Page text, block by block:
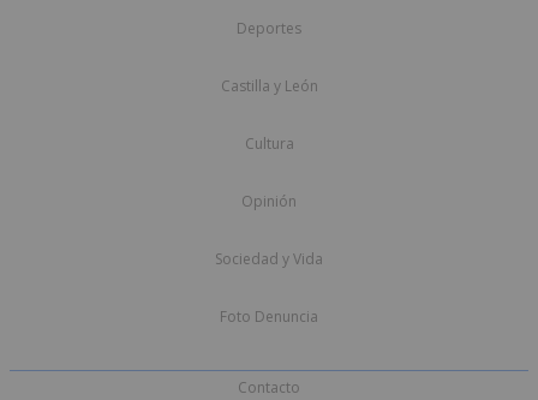
Deportes
Castilla y León
Cultura
Opinión
Sociedad y Vida
Foto Denuncia
Contacto